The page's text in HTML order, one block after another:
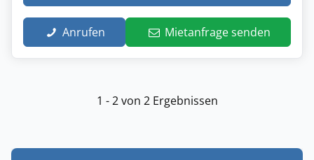
Anrufen Mietanfrage senden
1 - 2 von 2 Ergebnissen